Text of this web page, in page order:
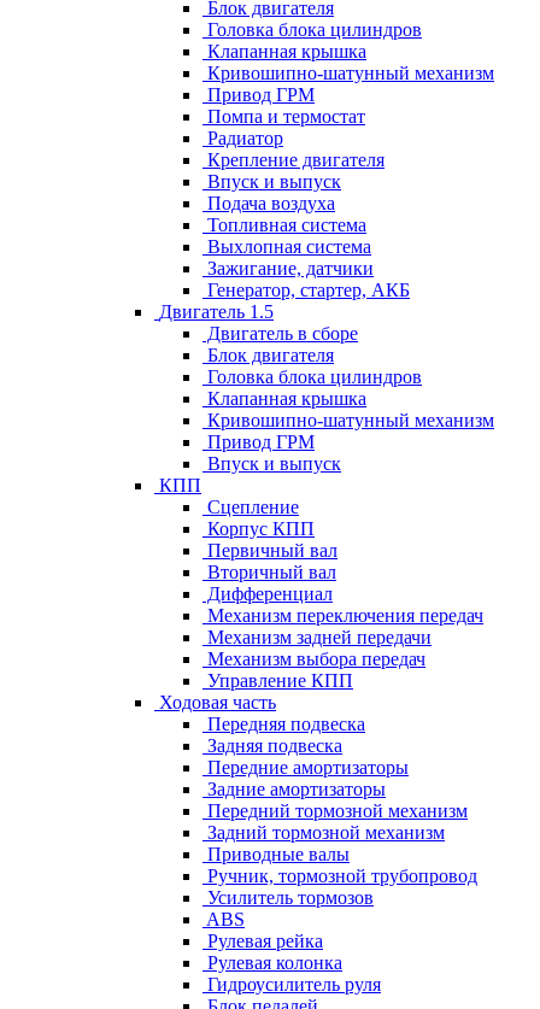
Блок двигателя
Головка блока цилиндров
Клапанная крышка
Кривошипно-шатунный механизм
Привод ГРМ
Помпа и термостат
Радиатор
Крепление двигателя
Впуск и выпуск
Подача воздуха
Топливная система
Выхлопная система
Зажигание, датчики
Генератор, стартер, АКБ
Двигатель 1.5
Двигатель в сборе
Блок двигателя
Головка блока цилиндров
Клапанная крышка
Кривошипно-шатунный механизм
Привод ГРМ
Впуск и выпуск
КПП
Сцепление
Корпус КПП
Первичный вал
Вторичный вал
Дифференциал
Механизм переключения передач
Механизм задней передачи
Механизм выбора передач
Управление КПП
Ходовая часть
Передняя подвеска
Задняя подвеска
Передние амортизаторы
Задние амортизаторы
Передний тормозной механизм
Задний тормозной механизм
Приводные валы
Ручник, тормозной трубопровод
Усилитель тормозов
ABS
Рулевая рейка
Рулевая колонка
Гидроусилитель руля